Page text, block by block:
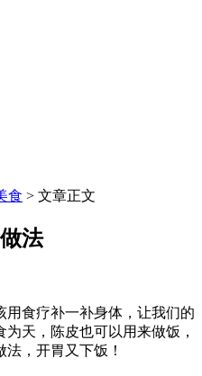
食 > 文章正文
法
用食疗补一补身体，让我们的
天，陈皮也可以用来做饭，
，开胃又下饭！